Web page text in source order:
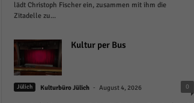
lädt Christoph Fischer ein, zusammen mit ihm die
Zitadelle zu...
Kultur per Bus
Jülich Kulturbüro Jülich - August 4, 2026 0
Ihre
anzeigen
Zurück